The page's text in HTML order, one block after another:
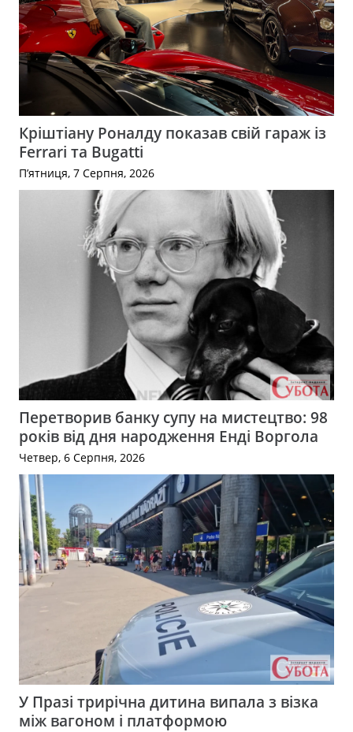
Кріштіану Роналду показав свій гараж із
Ferrari та Bugatti
П’ятниця, 7 Серпня, 2026
Перетворив банку супу на мистецтво: 98
років від дня народження Енді Воргола
Четвер, 6 Серпня, 2026
У Празі трирічна дитина випала з візка
між вагоном і платформою